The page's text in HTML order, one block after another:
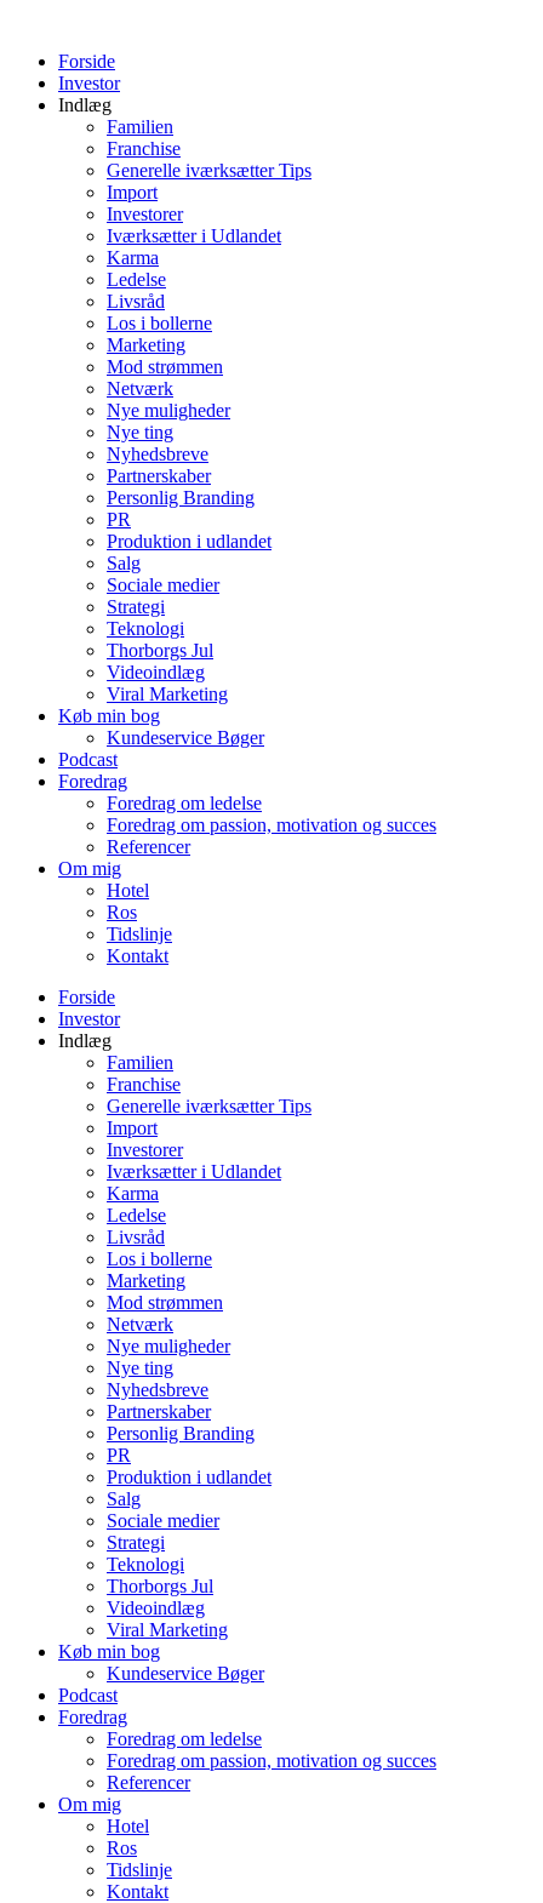
indholdForside
Investor
Indlæg
Familien
Franchise
Generelle iværksætter Tips
Import
Investorer
Iværksætter i Udlandet
Karma
Ledelse
Livsråd
Los i bollerne
Marketing
Mod strømmen
Netværk
Nye muligheder
Nye ting
Nyhedsbreve
Partnerskaber
Personlig Branding
PR
Produktion i udlandet
Salg
Sociale medier
Strategi
Teknologi
Thorborgs Jul
Videoindlæg
Viral Marketing
Køb min bog
Kundeservice Bøger
Podcast
Foredrag
Foredrag om ledelse
Foredrag om passion, motivation og succes
Referencer
Om mig
Hotel
Ros
Tidslinje
Kontakt
Forside
Investor
Indlæg
Familien
Franchise
Generelle iværksætter Tips
Import
Investorer
Iværksætter i Udlandet
Karma
Ledelse
Livsråd
Los i bollerne
Marketing
Mod strømmen
Netværk
Nye muligheder
Nye ting
Nyhedsbreve
Partnerskaber
Personlig Branding
PR
Produktion i udlandet
Salg
Sociale medier
Strategi
Teknologi
Thorborgs Jul
Videoindlæg
Viral Marketing
Køb min bog
Kundeservice Bøger
Podcast
Foredrag
Foredrag om ledelse
Foredrag om passion, motivation og succes
Referencer
Om mig
Hotel
Ros
Tidslinje
Kontakt